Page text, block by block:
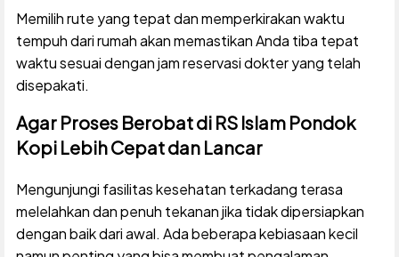
Memilih rute yang tepat dan memperkirakan waktu
tempuh dari rumah akan memastikan Anda tiba tepat
waktu sesuai dengan jam reservasi dokter yang telah
disepakati.
Agar Proses Berobat di RS Islam Pondok
Kopi Lebih Cepat dan Lancar
Mengunjungi fasilitas kesehatan terkadang terasa
melelahkan dan penuh tekanan jika tidak dipersiapkan
dengan baik dari awal. Ada beberapa kebiasaan kecil